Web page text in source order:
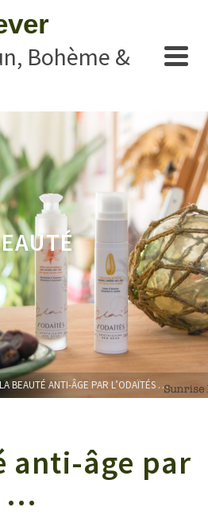
Bohème &
LA BEAUTÉ ANTI-ÂGE PAR L’ODAÏTÉS …
anti-âge par
…